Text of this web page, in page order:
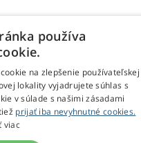
používa
na zlepšenie používateľskej
lokality vyjadrujete súhlas s
v súlade s našimi zásadami
prijať iba nevyhnutné cookies.
viac